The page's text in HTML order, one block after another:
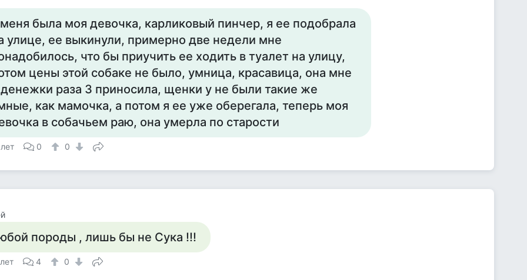
была моя девочка, карликовый пинчер, я ее подобрала
улице, ее выкинули, примерно две недели мне
что бы приучить ее ходить в туалет на улицу,
цены этой собаке не было, умница, красавица, она мне
раза 3 приносила, щенки у не были такие же
как мамочка, а потом я ее уже оберегала, теперь моя
в собачьем раю, она умерла по старости
0 0
породы , лишь бы не Сука !!!
4 0